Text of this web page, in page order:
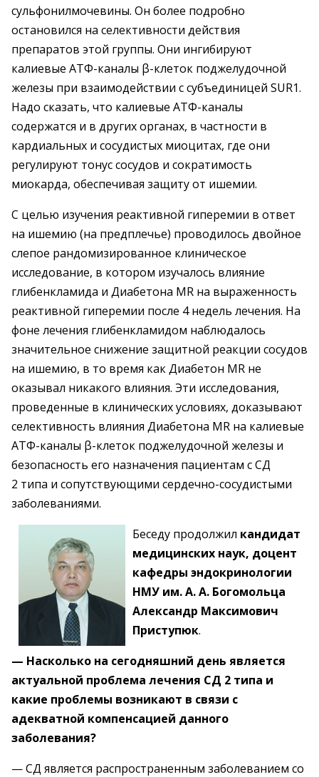
сульфонилмочевины. Он более подробно
остановился на селективности действия
препаратов этой группы. Они ингибируют
калиевые АТФ-каналы β-клеток поджелудочной
железы при взаимодействии с cубъединицей SUR1.
Надо сказать, что калиевые АТФ-каналы
содержатся и в других органах, в частности в
кардиальных и сосудистых миоцитах, где они
регулируют тонус сосудов и сократимость
миокарда, обеспечивая защиту от ишемии.
С целью изучения реактивной гиперемии в ответ
на ишемию (на предплечье) проводилось двойное
слепое рандомизированное клиническое
исследование, в котором изучалось влияние
глибенкламида и Диабетона MR на выраженность
реактивной гиперемии после 4 недель лечения. На
фоне лечения глибенкламидом наблюдалось
значительное снижение защитной реакции сосудов
на ишемию, в то время как Диабетон MR не
оказывал никакого влияния. Эти исследования,
проведенные в клинических условиях, доказывают
селективность влияния Диабетона MR на калиевые
АТФ-каналы β-клеток поджелудочной железы и
безопасность его назначения пациентам с СД
2 типа и сопутствующими сердечно-сосудистыми
заболеваниями.
Беседу продолжил кандидат
медицинских наук, доцент
кафедры эндокринологии
НМУ им. А. А. Богомольца
Александр Максимович
Приступюк.
— Насколько на сегодняшний день является
актуальной проблема лечения СД 2 типа и
какие проблемы возникают в связи с
адекватной компенсацией данного
заболевания?
— СД является распространенным заболеванием со